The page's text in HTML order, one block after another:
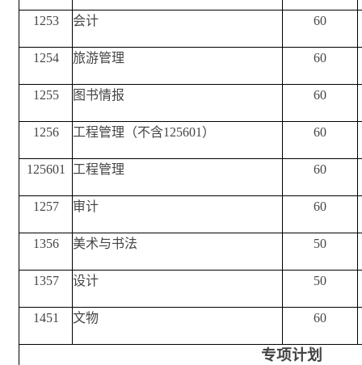
1253 会计 60
1254 旅游管理 60
1255 图书情报 60
1256 工程管理（不含125601） 60
125601 工程管理 60
1257 审计 60
1356 美术与书法 50
1357 设计 50
1451 文物 60
专项计划